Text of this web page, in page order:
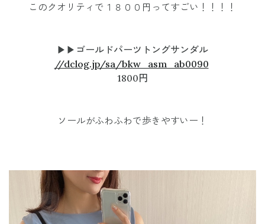
このクオリティで １８００円ってすごい！！！！
▶︎▶︎ゴールドパーツトングサンダル
//dclog.jp/sa/bkw_asm_ab0090
1800円
ソールがふわふわで歩きやすいー！